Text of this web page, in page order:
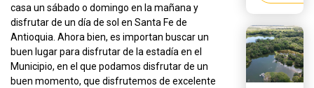
casa un sábado o domingo en la mañana y
disfrutar de un día de sol en Santa Fe de
Antioquia. Ahora bien, es importan buscar un
buen lugar para disfrutar de la estadía en el
Municipio, en el que podamos disfrutar de un
buen momento, que disfrutemos de excelente